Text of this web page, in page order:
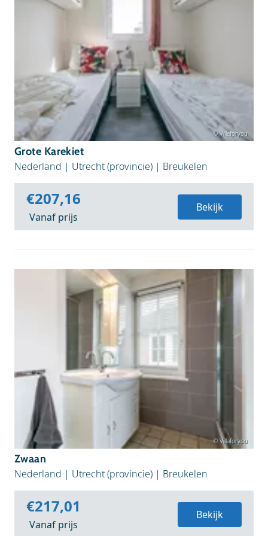
© Villaforyou
Grote Karekiet
Nederland | Utrecht (provincie) | Breukelen
€207,16
Vanaf prijs
Bekijk
© Villaforyou
Zwaan
Nederland | Utrecht (provincie) | Breukelen
€217,01
Vanaf prijs
Bekijk